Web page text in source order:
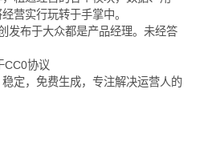
营实行玩转于手掌中。
发布于大众都是产品经理。未经答
CC0协议
定，免费生成，专注解决运营人的